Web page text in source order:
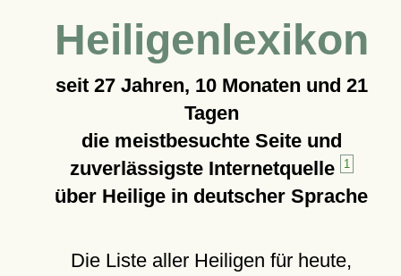
Heiligenlexikon
seit 27 Jahren, 10 Monaten und 21
Tagen
die meistbesuchte Seite und
zuverlässigste Internetquelle
1
über Heilige in deutscher Sprache
Die Liste aller Heiligen für heute,